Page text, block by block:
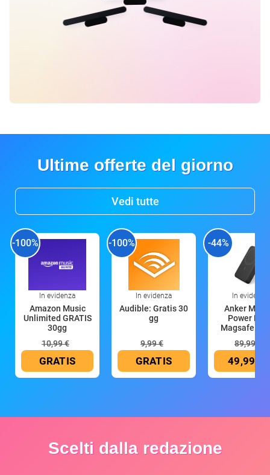
Ultime offerte del giorno
Vedi tutte
-100%
In evidenza
Amazon Music
Unlimited GRATIS
30gg
10,99 €
GRATIS
-100%
In evidenza
Audible: Gratis 30
gg
9,99 €
GRATIS
-44%
In evidenza
Anker
Power
Magsafe
89,99 €
49,99 €
Scelti dalla redazione